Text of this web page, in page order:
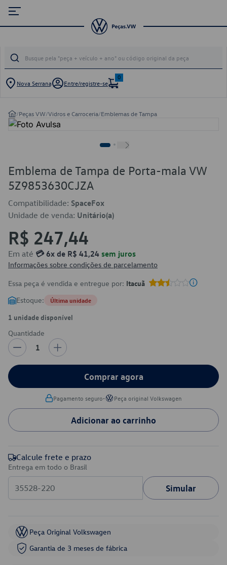
Nova Serrana Entre/registre-se
0
/Peças VW/Vidros e Carroceria/Emblemas de Tampa
Emblema de Tampa de Porta-mala VW
5Z9853630CJZA
Compatibilidade: SpaceFox
Unidade de venda: Unitário(a)
R$ 247,44
Em até 💳 6x de R$ 41,24 sem juros
Informações sobre condições de parcelamento
Essa peça é vendida e entregue por: Itacuã
Estoque: Última unidade
1 unidade disponível
Quantidade
1
Comprar agora
Pagamento seguro• Peça original Volkswagen
Adicionar ao carrinho
Calcule frete e prazo
Entrega em todo o Brasil
Simular
Peça Original Volkswagen
Garantia de 3 meses de fábrica